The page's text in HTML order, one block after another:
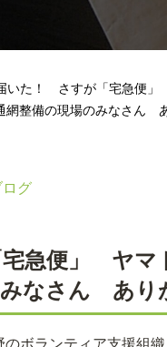
いた！ さすが「宅急便」
網整備の現場のみなさん
ログ
急便」 ヤマ
みなさん あ
のボランティア支援組